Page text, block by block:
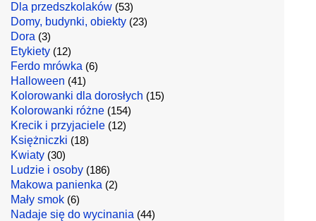
Dla przedszkolaków (53)
Domy, budynki, obiekty (23)
Dora (3)
Etykiety (12)
Ferdo mrówka (6)
Halloween (41)
Kolorowanki dla dorosłych (15)
Kolorowanki różne (154)
Krecik i przyjaciele (12)
Księżniczki (18)
Kwiaty (30)
Ludzie i osoby (186)
Makowa panienka (2)
Mały smok (6)
Nadaje się do wycinania (44)